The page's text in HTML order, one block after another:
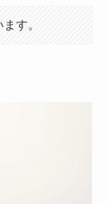
す。